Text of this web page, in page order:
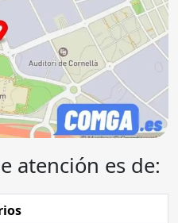
atención es de: